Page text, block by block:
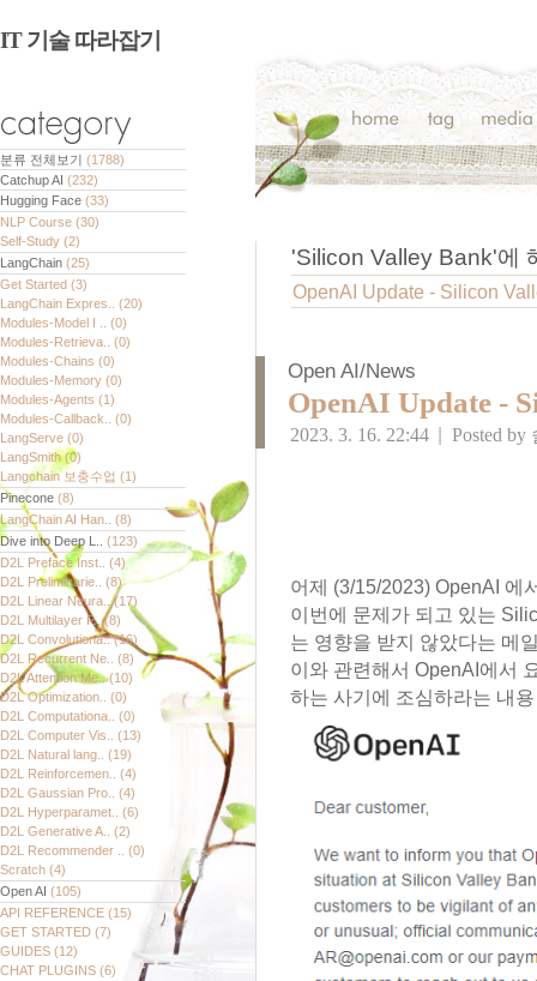
IT 기술 따라잡기
분류 전체보기 (1788)
Catchup AI (232)
Hugging Face (33)
NLP Course (30)
Self-Study (2)
LangChain (25)
Get Started (3)
LangChain Expres.. (20)
Modules-Model I .. (0)
Modules-Retrieva.. (0)
Modules-Chains (0)
Modules-Memory (0)
Modules-Agents (1)
Modules-Callback.. (0)
LangServe (0)
LangSmith(0)
Langchain 보충수업 (1)
Pinecone (8)
LangChain AI Han.. (8)
Dive into Deep L.. (123)
D2L Preface Inst.. (4)
D2L Preliminarie.. (8)
D2L Linear Neura..(17)
D2L Multilayer P..(8)
D2L Convolutiona..(16)
D2L Recurrent Ne.. (8)
D2L Attention Me..(10)
D2L Optimization.. (0)
D2L Computationa.. (0)
D2L Computer Vis.. (13)
D2L Natural lang.. (19)
D2L Reinforcemen.. (4)
D2L Gaussian Pro.. (4)
D2L Hyperparamet.. (6)
D2L Generative A.. (2)
D2L Recommender .. (0)
Scratch (4)
Open AI (105)
API REFERENCE (15)
GET STARTED (7)
GUIDES (12)
CHAT PLUGINS (6)
'Silicon Valley Bank'에
OpenAI Update - Silicon
Open AI/News
OpenAI Update -
2023. 3. 16. 22:44 Posted by
어제 (3/15/2023) OpenAI 에
이번에 문제가 되고 있는
는 영향을 받지 않았다는 메
이와 관련해서 OpenAI에서
하는 사기에 조심하라는 내